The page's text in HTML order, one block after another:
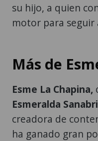
su hijo, a quien
motor para seguir
Más de
Esme La Chapina,
Esmeralda
creadora de
ha ganado gran